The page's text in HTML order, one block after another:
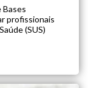
Bases
profissionais
(SUS)